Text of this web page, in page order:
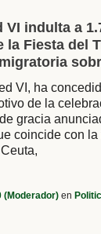
VI indulta a
la Fiesta del
VI, ha
de la
gracia
coincide con la
(Moderador) en